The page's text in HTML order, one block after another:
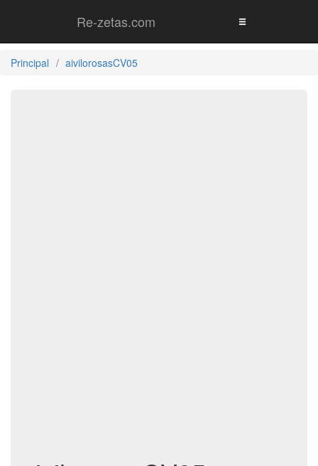
Re-zetas.com
Principal aivilorosasCV05